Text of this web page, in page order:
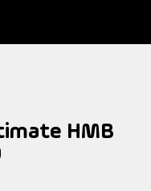
HMB